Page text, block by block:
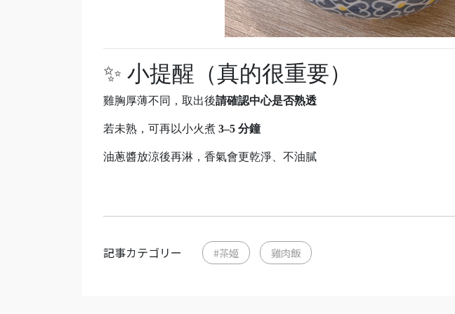
✨ 小提醒（真的很重要）
雞胸厚薄不同，取出後請確認中心是否熟透
若未熟，可再以小火煮 3–5 分鐘
油蔥醬放涼後再淋，香氣會更乾淨、不油膩
記事カテゴリー #茶姬 雞肉飯